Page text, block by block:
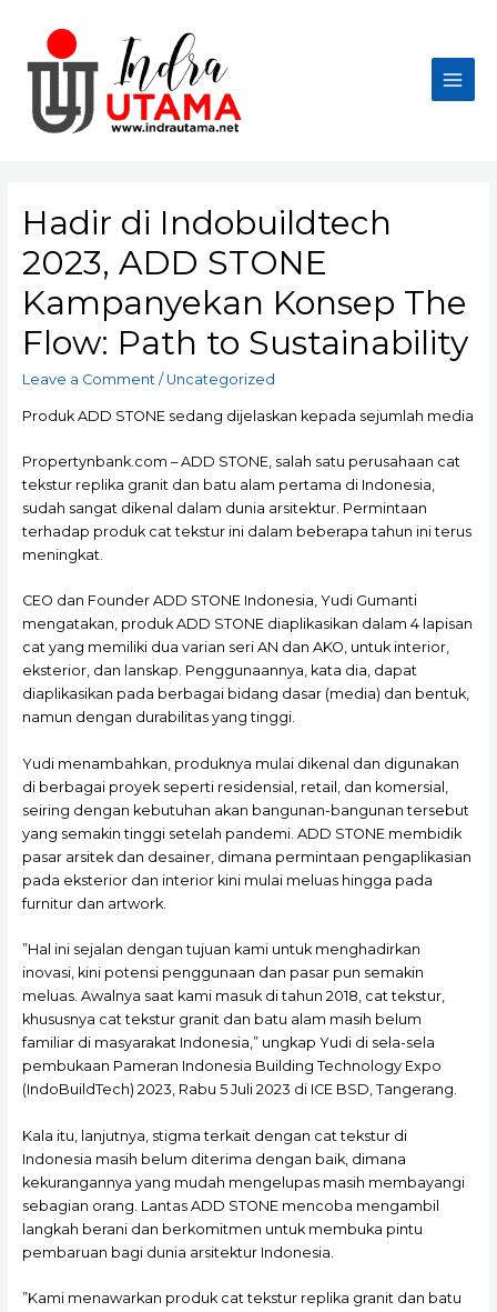
content
Main
Hadir di Indobuildtech
2023, ADD STONE
Kampanyekan Konsep The
Flow: Path to Sustainability
Leave a Comment / Uncategorized
Produk ADD STONE sedang dijelaskan kepada sejumlah media
Propertynbank.com – ADD STONE, salah satu perusahaan cat
tekstur replika granit dan batu alam pertama di Indonesia,
sudah sangat dikenal dalam dunia arsitektur. Permintaan
terhadap produk cat tekstur ini dalam beberapa tahun ini terus
meningkat.
CEO dan Founder ADD STONE Indonesia, Yudi Gumanti
mengatakan, produk ADD STONE diaplikasikan dalam 4 lapisan
cat yang memiliki dua varian seri AN dan AKO, untuk interior,
eksterior, dan lanskap. Penggunaannya, kata dia, dapat
diaplikasikan pada berbagai bidang dasar (media) dan bentuk,
namun dengan durabilitas yang tinggi.
Yudi menambahkan, produknya mulai dikenal dan digunakan
di berbagai proyek seperti residensial, retail, dan komersial,
seiring dengan kebutuhan akan bangunan-bangunan tersebut
yang semakin tinggi setelah pandemi. ADD STONE membidik
pasar arsitek dan desainer, dimana permintaan pengaplikasian
pada eksterior dan interior kini mulai meluas hingga pada
furnitur dan artwork.
”Hal ini sejalan dengan tujuan kami untuk menghadirkan
inovasi, kini potensi penggunaan dan pasar pun semakin
meluas. Awalnya saat kami masuk di tahun 2018, cat tekstur,
khususnya cat tekstur granit dan batu alam masih belum
familiar di masyarakat Indonesia,” ungkap Yudi di sela-sela
pembukaan Pameran Indonesia Building Technology Expo
(IndoBuildTech) 2023, Rabu 5 Juli 2023 di ICE BSD, Tangerang.
Kala itu, lanjutnya, stigma terkait dengan cat tekstur di
Indonesia masih belum diterima dengan baik, dimana
kekurangannya yang mudah mengelupas masih membayangi
sebagian orang. Lantas ADD STONE mencoba mengambil
langkah berani dan berkomitmen untuk membuka pintu
pembaruan bagi dunia arsitektur Indonesia.
”Kami menawarkan produk cat tekstur replika granit dan batu